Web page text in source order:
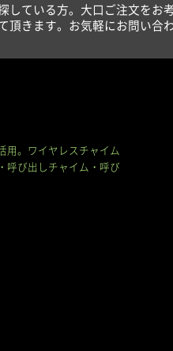
ている方。大口ご注文をお考
頂きます。お気軽にお問い合
用。ワイヤレスチャイム
呼び出しチャイム・呼び